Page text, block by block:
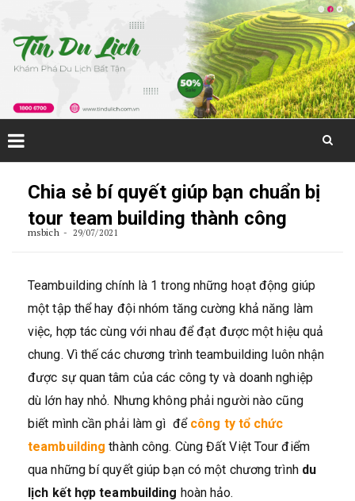
Chia sẻ bí quyết giúp bạn chuẩn bị
tour team building thành công
msbich 29/07/2021
Teambuilding chính là 1 trong những hoạt động giúp
một tập thể hay đội nhóm tăng cường khả năng làm
việc, hợp tác cùng với nhau để đạt được một hiệu quả
chung. Vì thế các chương trình teambuilding luôn nhận
được sự quan tâm của các công ty và doanh nghiệp
dù lớn hay nhỏ. Nhưng không phải người nào cũng
biết mình cần phải làm gì để công ty tổ chức
teambuilding thành công. Cùng Đất Việt Tour điểm
qua những bí quyết giúp bạn có một chương trình du
lịch kết hợp teambuilding hoàn hảo.